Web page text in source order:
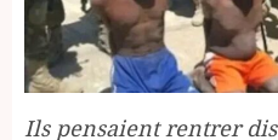
Ils pensaient rentrer